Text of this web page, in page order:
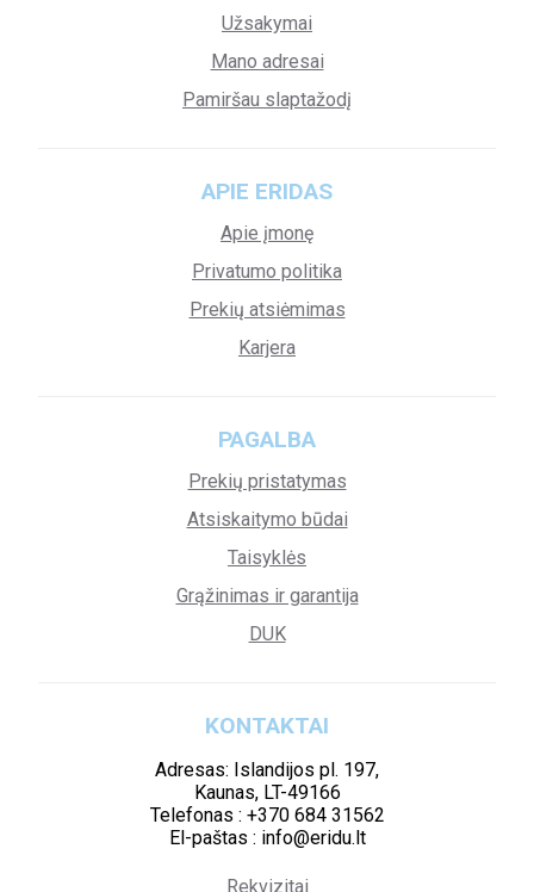
Užsakymai
Mano adresai
Pamiršau slaptažodį
APIE ERIDAS
Apie įmonę
Privatumo politika
Prekių atsiėmimas
Karjera
PAGALBA
Prekių pristatymas
Atsiskaitymo būdai
Taisyklės
Grąžinimas ir garantija
DUK
KONTAKTAI
Adresas: Islandijos pl. 197,
Kaunas, LT-49166
Telefonas : +370 684 31562
El-paštas : info@eridu.lt
Rekvizitai